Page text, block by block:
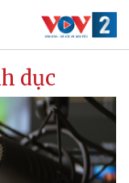
dục